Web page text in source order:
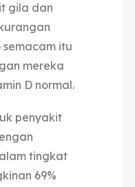
gila dan
semacam itu
mereka
D normal.
penyakit
tingkat
69%